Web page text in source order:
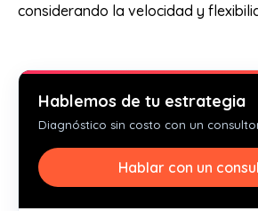
considerando la velocidad y
Hablemos de tu estrategia
Diagnóstico sin costo con un
Hablar con un